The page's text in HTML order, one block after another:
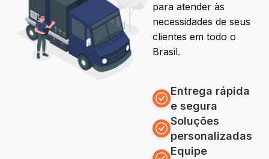
para atender às
necessidades de seus
clientes em todo o
Brasil.
Entrega rápida
e segura
Soluções
personalizadas
Equipe